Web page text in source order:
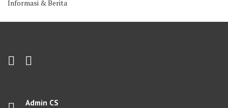
Informasi & Berita
Admin CS